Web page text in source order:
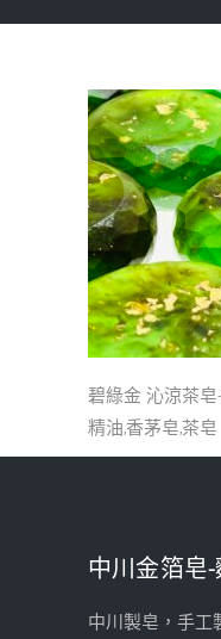
碧綠金 沁涼茶
精油,香茅皂,茶皂
中川金箔皂
中川製皂，手